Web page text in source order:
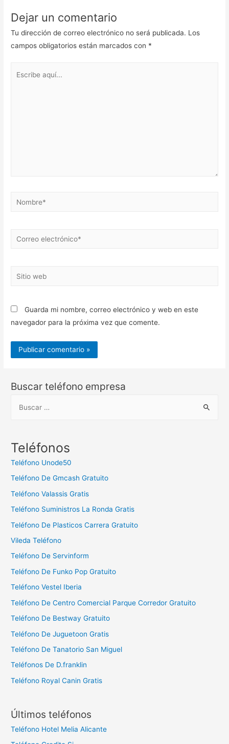
Dejar un comentario
Tu dirección de correo electrónico no será publicada. Los
campos obligatorios están marcados con *
Nombre*
Correo
Sitio
Guarda mi nombre, correo electrónico y web en este
navegador para la próxima vez que comente.
Buscar teléfono empresa
c
Teléfonos
Teléfono Unode50
Teléfono De Gmcash Gratuito
Teléfono Valassis Gratis
Teléfono Suministros La Ronda Gratis
Teléfono De Plasticos Carrera Gratuito
Vileda Teléfono
Teléfono De Servinform
Teléfono De Funko Pop Gratuito
Teléfono Vestel Iberia
Teléfono De Centro Comercial Parque Corredor Gratuito
Teléfono De Bestway Gratuito
Teléfono De Juguetoon Gratis
Teléfono De Tanatorio San Miguel
Teléfonos De D.franklin
Teléfono Royal Canin Gratis
Últimos teléfonos
Teléfono Hotel Melia Alicante